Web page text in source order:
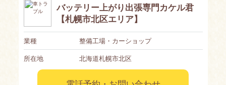
バッテリー上がり出張専門カケル君
【札幌市北区エリア】
業種
整備工場・カーショップ
所在地
北海道札幌市北区